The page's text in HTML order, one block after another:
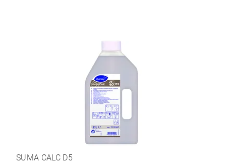
SUMA CALC D5